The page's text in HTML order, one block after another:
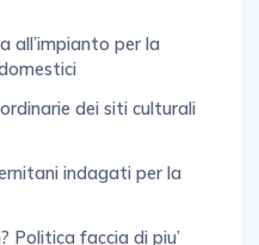
all’impianto per la
dei siti culturali
indagati per la
Politica faccia di piu’